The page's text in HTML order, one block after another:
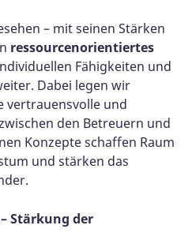
– mit seinen Stärken
ressourcenorientiertes
Fähigkeiten und
Dabei legen wir
vertrauensvolle und
den Betreuern und
Konzepte schaffen Raum
und stärken das
Stärkung der